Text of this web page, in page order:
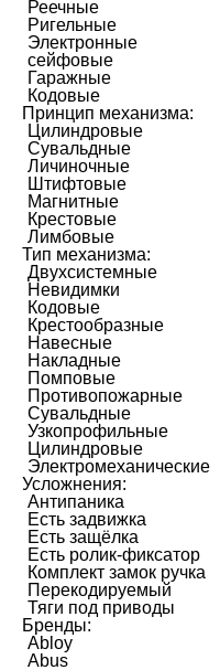
Реечные
Ригельные
Электронные
сейфовые
Гаражные
Кодовые
Принцип механизма:
Цилиндровые
Сувальдные
Личиночные
Штифтовые
Магнитные
Крестовые
Лимбовые
Тип механизма:
Двухсистемные
Невидимки
Кодовые
Крестообразные
Навесные
Накладные
Помповые
Противопожарные
Сувальдные
Узкопрофильные
Цилиндровые
Электромеханические
Усложнения:
Антипаника
Есть задвижка
Есть защёлка
Есть ролик-фиксатор
Комплект замок ручка
Перекодируемый
Тяги под приводы
Бренды:
Abloy
Abus